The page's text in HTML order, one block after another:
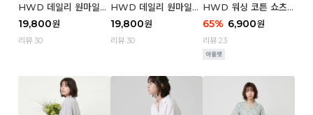
HWD 데일리 원마일
쇼츠 - 03 Poodle (우
먼)
19,800원
리뷰 30
HWD 데일리 원마일
쇼츠 - 02 Chouchou
(우먼)
19,800원
리뷰 30
HWD 워싱 코튼 쇼츠
(우먼) - 03 Berry tre
e
65% 6,900원
리뷰 23